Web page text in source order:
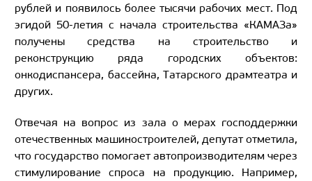
рублей и появилось более тысячи рабочих мест. Под
эгидой 50-летия с начала строительства «КАМАЗа»
получены средства на строительство и
реконструкцию ряда городских объектов:
онкодиспансера, бассейна, Татарского драмтеатра и
других.
Отвечая на вопрос из зала о мерах господдержки
отечественных машиностроителей, депутат отметила,
что государство помогает автопроизводителям через
стимулирование спроса на продукцию. Например,